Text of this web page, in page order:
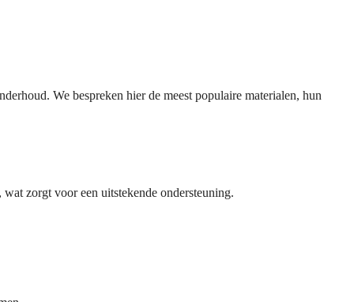
We bespreken hier de meest populaire materialen, hun
zorgt voor een uitstekende ondersteuning.